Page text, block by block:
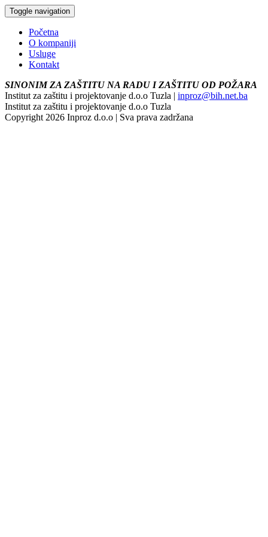
Toggle navigation
Početna
O kompaniji
Usluge
Kontakt
SINONIM ZA ZAŠTITU NA RADU I ZAŠTITU OD POŽARA
Institut za zaštitu i projektovanje d.o.o Tuzla | inproz@bih.net.ba
Institut za zaštitu i projektovanje d.o.o Tuzla
Copyright 2026 Inproz d.o.o | Sva prava zadržana